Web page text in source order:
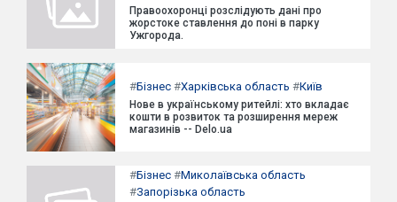
Правоохоронці розслідують дані про
жорстоке ставлення до поні в парку
Ужгорода.
#Бізнес #Харківська область #Київ
Нове в українському ритейлі: хто вкладає
кошти в розвиток та розширення мереж
магазинів -- Delo.ua
#Бізнес #Миколаївська область
#Запорізька область